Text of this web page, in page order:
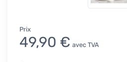
Prix
49,90 € avec TVA